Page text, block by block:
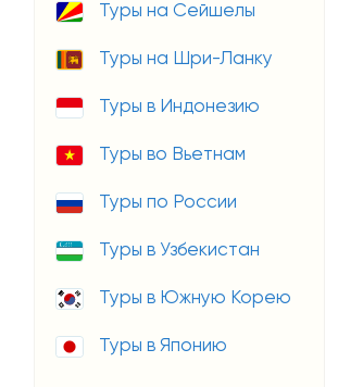
Туры на Сейшелы
Туры на Шри-Ланку
Туры в Индонезию
Туры во Вьетнам
Туры по России
Туры в Узбекистан
Туры в Южную Корею
Туры в Японию